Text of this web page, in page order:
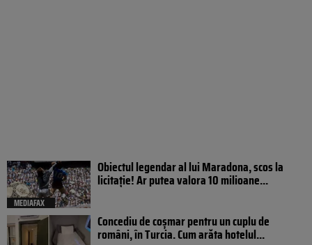
MEDIAFAX
Obiectul legendar al lui Maradona, scos la
licitație! Ar putea valora 10 milioane...
Concediu de coșmar pentru un cuplu de
români, în Turcia. Cum arăta hotelul...